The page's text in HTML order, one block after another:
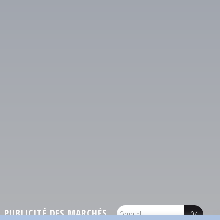
DES MARCHÉS